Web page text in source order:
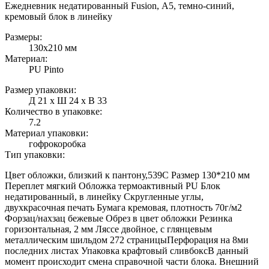
Ежедневник недатированный Fusion, А5, темно-синий,
кремовый блок в линейку
Размеры:
130x210 мм
Материал:
PU Pinto
Размер упаковки:
Д 21 x Ш 24 x В 33
Количество в упаковке:
7.2
Материал упаковки:
гофрокоробка
Тип упаковки:
Цвет обложки, близкий к пантону,539C Размер 130*210 мм
Переплет мягкий Обложка термоактивный PU Блок
недатированный, в линейку Скругленные углы,
двухкрасочная печать Бумага кремовая, плотность 70г/м2
Форзац/нахзац бежевые Обрез в цвет обложки Резинка
горизонтальная, 2 мм Ляссе двойное, с глянцевым
металлическим шильдом 272 страницыПерфорация на 8ми
последних листах Упаковка крафтовый сливбоксВ данный
момент происходит смена справочной части блока. Внешний